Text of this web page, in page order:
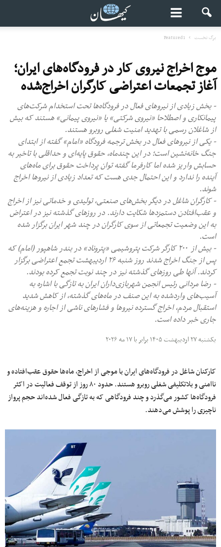
برگ نخست Featured1
موج اخراج نیروی کار در فرودگاه‌های ایران؛
آغاز تجمعات اعتراضی کارگران اخراج‌شده
- بخش زیادی از نیروهای فعال در فرودگاه‌‌ها تحت استخدام شرکت‌های
پیمانکاری و اصطلاحا «نیروی شرکتی» یا «نیروی پیمانی» هستند که بیش
از شاغلان رسمی با تهدید امنیت شغلی روبرو هستند.
- یکی از نیروهای فعال در بخش ترجمه فرودگاه «امام» گفته از ابتدای
جنگ خانه‌نشین است؛ در این چندماه، حقوق پایه‌ای و حداقلی با تاخیر به
حسابش واریز شده اما کارفرما گفته توان پرداخت حقوق برای ماه‌های
آینده را ندارد و این احتمال جدی هست که تعداد زیادی از نیروها اخراج
شوند.
- کارگران شاغل در دیگر بخش‌های صنعتی، تولیدی و خدماتی نیز از اخراج
و عقب‌افتادن دستمزدها شکایت دارند. در روزهای گذشته نیز در اعتراض
به این وضعیت تجمعاتی از سوی کارگران در چند شهر ایران برگزار شده
است.
- بیش از ۲۰۰ کارگر شرکت پتروشیمی «پتروناد» در بندر شاهپور (امام) که
پس از جنگ اخراج شدند روز شنبه ۲۶ اردیبهشت تجمع اعتراضی برگزار
کردند. آنها طی روزهای گذشته نیز در چند نوبت تجمع کرده بودند.
- رضا مردانی رئیس انجمن شهربازی‌داران ایران به تازگی با اشاره به
آسیب‌های واردشده به این صنف در ماه‌های گذشته، از کاهش شدید
استقبال مردم، اخراج گسترده نیروها و فشارهای ناشی از اجاره و هزینه‌های
جاری خبر داده است.
یکشنبه ۲۷ اردیبهشت ۱۴۰۵ برابر با ۱۷ مه ۲۰۲۶
کارکنان شاغل در فرودگاه‌های ایران با موجی از اخراج، ماه‌ها حقوق عقب‌افتاده و
ناامنی و بلاتکلیفی شغلی روبرو هستند. حدود ۸۰ روز از توقف فعالیت در اکثر
فرودگاه‌ها کشور می‌گذرد و چند فرودگاهی که به تازگی فعال شده‌اند حجم پرواز
ناچیزی را پوشش می‌دهند.